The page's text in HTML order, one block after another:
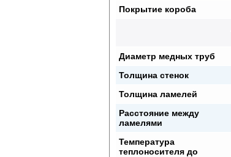
Покрытие короба
Диаметр медных труб
Толщина стенок
Толщина ламелей
Расстояние между
ламелями
Температура
теплоносителя до